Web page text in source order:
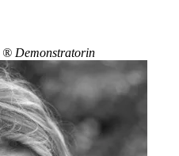
® Demonstratorin